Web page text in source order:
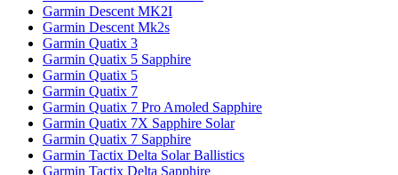
Garmin Descent MK2I
Garmin Descent Mk2s
Garmin Quatix 3
Garmin Quatix 5 Sapphire
Garmin Quatix 5
Garmin Quatix 7
Garmin Quatix 7 Pro Amoled Sapphire
Garmin Quatix 7X Sapphire Solar
Garmin Quatix 7 Sapphire
Garmin Tactix Delta Solar Ballistics
Garmin Tactix Delta Sapphire